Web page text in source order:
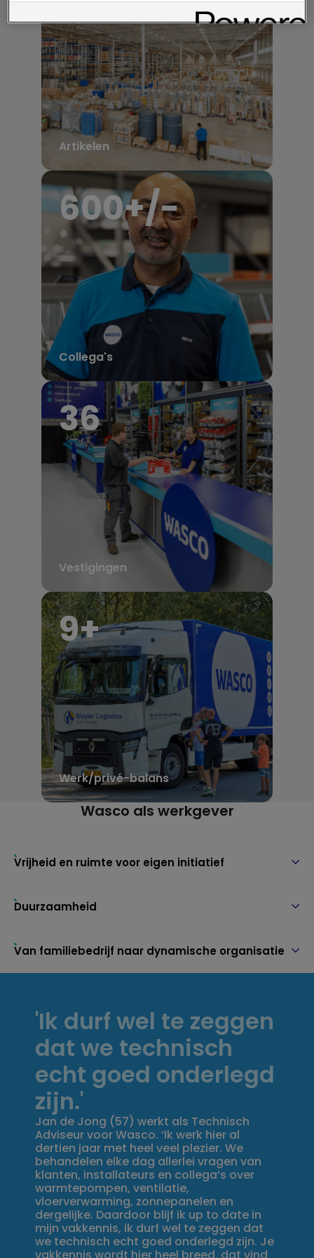
Artikelen
600+/-
Collega's
36
Vestigingen
9+
Werk/privé-balans
Wasco als werkgever
Vrijheid en ruimte voor eigen initiatief
Duurzaamheid
Van familiebedrijf naar dynamische organisatie
'Ik durf wel te zeggen
dat we technisch
echt goed onderlegd
zijn.'
Jan de Jong (57) werkt als Technisch
Adviseur voor Wasco. ‘Ik werk hier al
dertien jaar met heel veel plezier. We
behandelen elke dag allerlei vragen van
klanten, installateurs en collega’s over
warmtepompen, ventilatie,
vloerverwarming, zonnepanelen en
dergelijke. Daardoor blijf ik up to date in
mijn vakkennis, ik durf wel te zeggen dat
we technisch echt goed onderlegd zijn. Je
vakkennis wordt hier heel breed, dat vind